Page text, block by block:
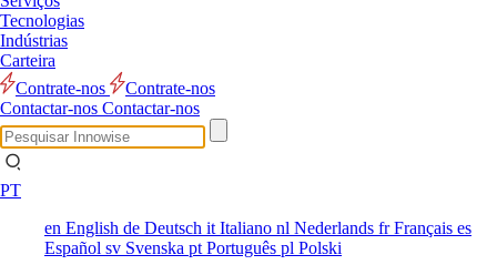
Tecnologias
Indústrias
Carteira
Contrate-nos
Contrate-nos
Contactar-nos Contactar-nos
PT
en English de Deutsch it Italiano nl Nederlands frFrançais es
Español sv Svenska pt Português pl Polski